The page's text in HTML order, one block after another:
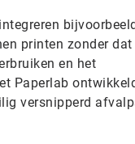
printen zonder dat
en het
Paperlab
versnipperd